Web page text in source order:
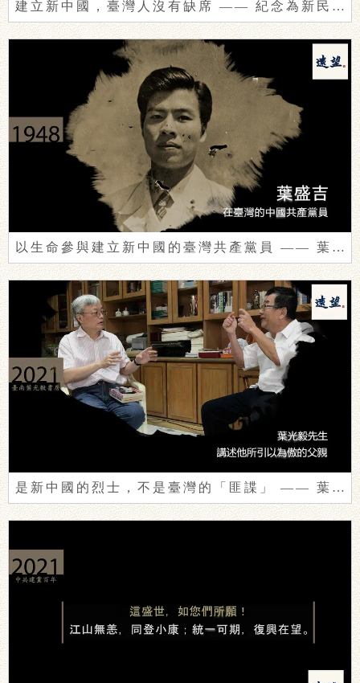
建立新中國，臺灣人沒有缺席 —— 紀念為新民主主義革命犧牲的葉盛吉們
以生命參與建立新中國的臺灣共產黨員 —— 葉盛吉（1923-1950）
是新中國的烈士，不是臺灣的「匪諜」 —— 葉光毅追憶亡父葉盛吉